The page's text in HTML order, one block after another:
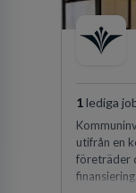
1lediga
utifrån en
företräder